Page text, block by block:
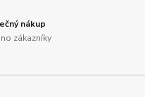
nákup
zákazníky